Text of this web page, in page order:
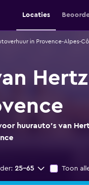
Locaties
in Provence-Alpes-
huurauto's van
25-65 Toon